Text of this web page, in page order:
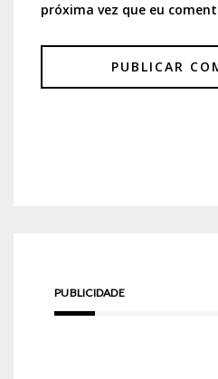
próxima vez que eu
PUBLICIDADE